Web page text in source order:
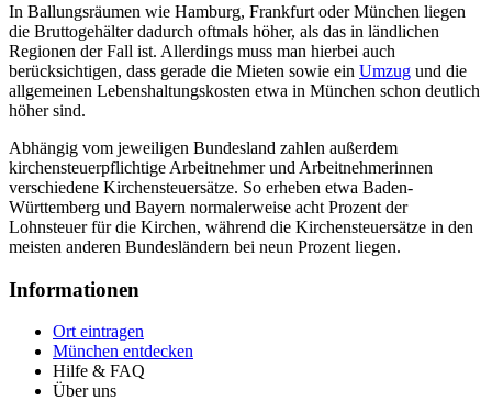
In Ballungsräumen wie Hamburg, Frankfurt oder München liegen
die Bruttogehälter dadurch oftmals höher, als das in ländlichen
Regionen der Fall ist. Allerdings muss man hierbei auch
berücksichtigen, dass gerade die Mieten sowie ein Umzug und die
allgemeinen Lebenshaltungskosten etwa in München schon deutlich
höher sind.
Abhängig vom jeweiligen Bundesland zahlen außerdem
kirchensteuerpflichtige Arbeitnehmer und Arbeitnehmerinnen
verschiedene Kirchensteuersätze. So erheben etwa Baden-
Württemberg und Bayern normalerweise acht Prozent der
Lohnsteuer für die Kirchen, während die Kirchensteuersätze in den
meisten anderen Bundesländern bei neun Prozent liegen.
Informationen
Ort eintragen
München entdecken
Hilfe & FAQ
Über uns